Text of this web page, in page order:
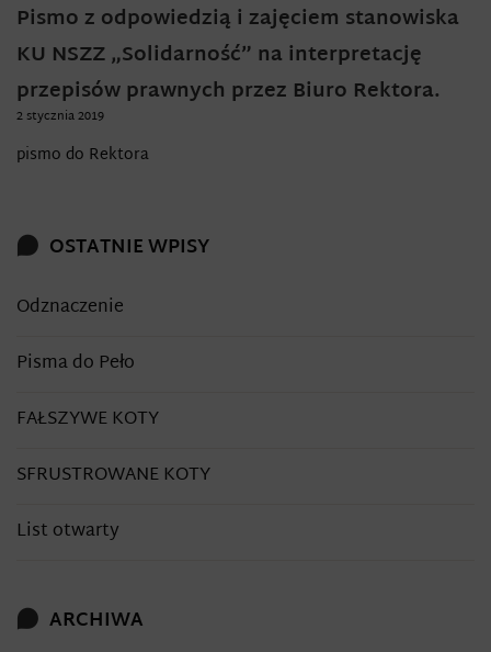
Pismo z odpowiedzią i zajęciem stanowiska
KU NSZZ „Solidarność” na interpretację
przepisów prawnych przez Biuro Rektora.
2 stycznia 2019
pismo do Rektora
OSTATNIE WPISY
Odznaczenie
Pisma do Peło
FAŁSZYWE KOTY
SFRUSTROWANE KOTY
List otwarty
ARCHIWA